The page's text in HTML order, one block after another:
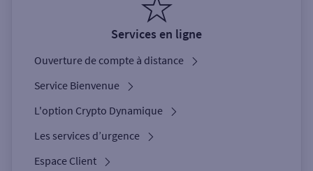
Services en ligne
Ouverture de compte à distance
Service Bienvenue
L'option Crypto Dynamique
Les services d’urgence
Espace Client